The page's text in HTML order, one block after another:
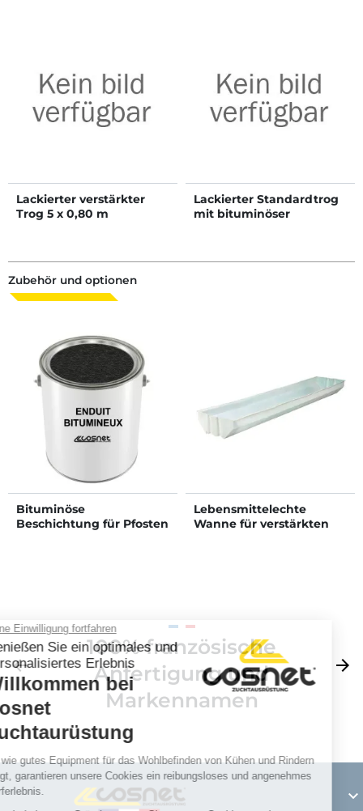
Lackierter verstärkter
Trog 5 x 0,80 m
Lackierter Standardtrog
mit bituminöser
Zubehör und optionen
Bituminöse
Beschichtung für Pfosten
Lebensmittelechte
Wanne für verstärkten
Zurück
arrow_back
100% französische
Anfertigung und
Markennamen
Weiter
arrow_forward
